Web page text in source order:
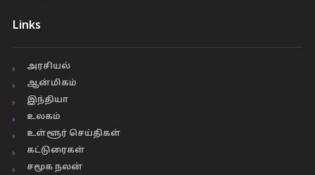
Links
அரசியல்
ஆன்மிகம்
இந்தியா
உலகம்
உள்ளூர் செய்திகள்
கட்டுரைகள்
சமூக நலன்